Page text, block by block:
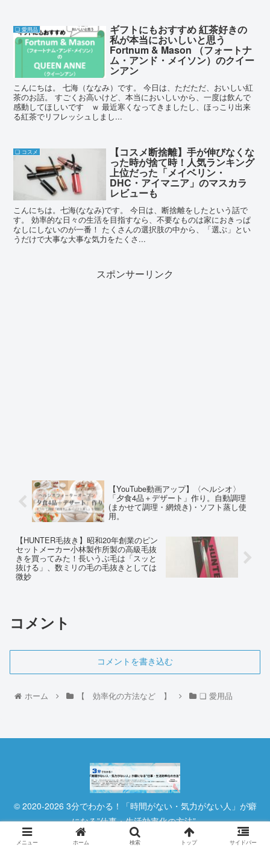
❏ 愛用品 ギフトにもおすすめ 紅茶好きの
私が本当においしいと思う
Fortnum & Mason （フォートナ
ム・アンド・メイソン）のクイー
ンアン
こんにちは。 七海（ななみ）です。 今日は、ただただ、おいしい紅
茶のお話。 すごくお高いけど、本当においしいから、一度は飲んで
感動してほしいです ｗ 最近寒くなってきましたし、ほっこり出来
る紅茶でリフレッシュしまし...
❏ コスメ 【コスメ断捨離】手が伸びなくな
った時が捨て時！人気ランキング
上位だった「メイベリン・
DHC・アイマニア」のマスカラ
レビューも
こんにちは。七海(ななみ)です。 今日は、断捨離をしたという話で
す。 効率的な日々の生活を目指すなら、不要なものは家におきっぱ
なしにしないのが一番！ たくさんの選択肢の中から、「選ぶ」とい
うだけで大事な大事な気力をたくさ...
スポンサーリンク
【YouTube動画アップ】〈ヘルシオ〉
「夕食4品＋デザート」作り。自動調理
(まかせて調理・網焼き)・ソフト蒸し使
用。
【HUNTER毛抜き】昭和20年創業のピン
セットメーカー小林製作所製の高級毛抜
きを買ってみた！長いうぶ毛は「スッと
抜ける」、数ミリの毛の毛抜きとしては
微妙
コメント
コメントを書き込む
ホーム 【 効率化の方法など 】 ❏ 愛用品
© 2020-2026 3分でわかる！「時間がない・気力がない人」が癖
になる”仕事・生活効率化の方法”.
メニュー ホーム 検索 トップ サイドバー